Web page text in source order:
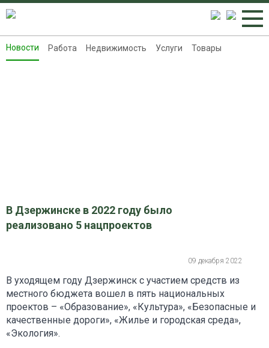
Новости
Новости Работа Недвижимость Услуги Товары
В Дзержинске в 2022 году было
реализовано 5 нацпроектов
09 декабря 2022
В уходящем году Дзержинск с участием средств из
местного бюджета вошел в пять национальных
проектов – «Образование», «Культура», «Безопасные и
качественные дороги», «Жилье и городская среда»,
«Экология».